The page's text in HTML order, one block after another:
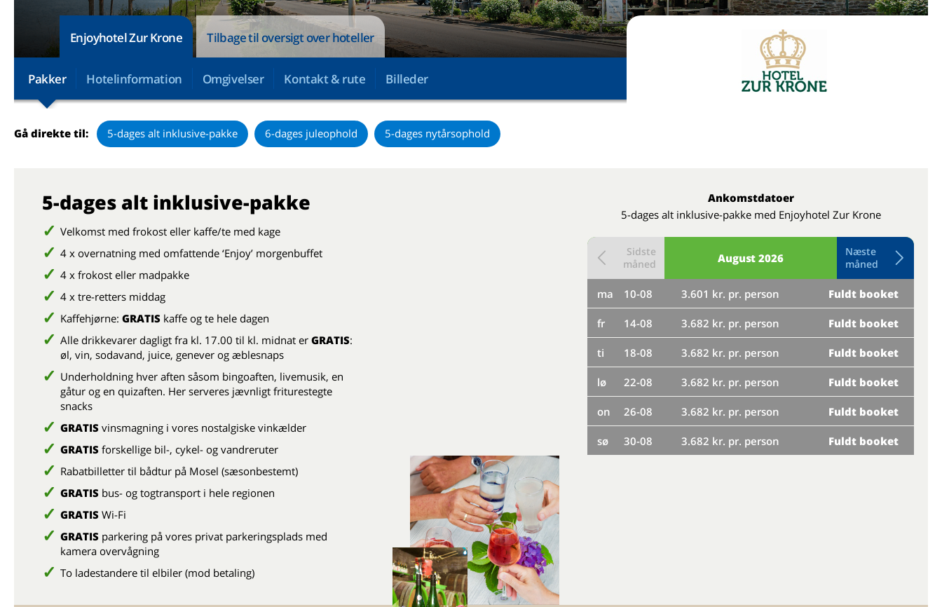
Enjoyhotel Zur Krone Tilbage til oversigt over hoteller
Pakker Hotelinformation Omgivelser Kontakt & rute Billeder
Gå direkte til: 5-dages alt inklusive-pakke 6-dages juleophold 5-dages nytårsophold
5-dages alt inklusive-pakke
Velkomst med frokost eller kaffe/te med kage
4 x overnatning med omfattende ‘Enjoy’ morgenbuffet
4 x frokost eller madpakke
4 x tre-retters middag
Kaffehjørne: GRATIS kaffe og te hele dagen
Alle drikkevarer dagligt fra kl. 17.00 til kl. midnat er GRATIS:
øl, vin, sodavand, juice, genever og æblesnaps
Underholdning hver aften såsom bingoaften, livemusik, en
gåtur og en quizaften. Her serveres jævnligt friturestegte
snacks
GRATIS vinsmagning i vores nostalgiske vinkælder
GRATIS forskellige bil-, cykel- og vandreruter
Rabatbilletter til bådtur på Mosel (sæsonbestemt)
GRATIS bus- og togtransport i hele regionen
GRATIS Wi-Fi
GRATIS parkering på vores privat parkeringsplads med
kamera overvågning
To ladestandere til elbiler (mod betaling)
Ankomstdatoer
5-dages alt inklusive-pakke med Enjoyhotel Zur Krone
August 2026
Sidste
måned
Næste
måned
ma 10-08 3.601 kr. pr. person Fuldt booket
fr 14-08 3.682 kr. pr. person Fuldt booket
ti 18-08 3.682 kr. pr. person Fuldt booket
lø 22-08 3.682 kr. pr. person Fuldt booket
on 26-08 3.682 kr. pr. person Fuldt booket
sø 30-08 3.682 kr. pr. person Fuldt booket